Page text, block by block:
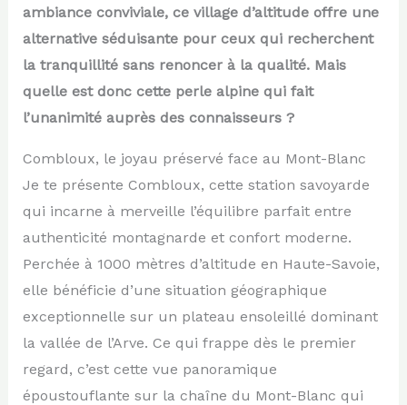
ambiance conviviale, ce village d’altitude offre une
alternative séduisante pour ceux qui recherchent
la tranquillité sans renoncer à la qualité. Mais
quelle est donc cette perle alpine qui fait
l’unanimité auprès des connaisseurs ?
Combloux, le joyau préservé face au Mont-Blanc
Je te présente Combloux, cette station savoyarde
qui incarne à merveille l’équilibre parfait entre
authenticité montagnarde et confort moderne.
Perchée à 1000 mètres d’altitude en Haute-Savoie,
elle bénéficie d’une situation géographique
exceptionnelle sur un plateau ensoleillé dominant
la vallée de l’Arve. Ce qui frappe dès le premier
regard, c’est cette vue panoramique
époustouflante sur la chaîne du Mont-Blanc qui